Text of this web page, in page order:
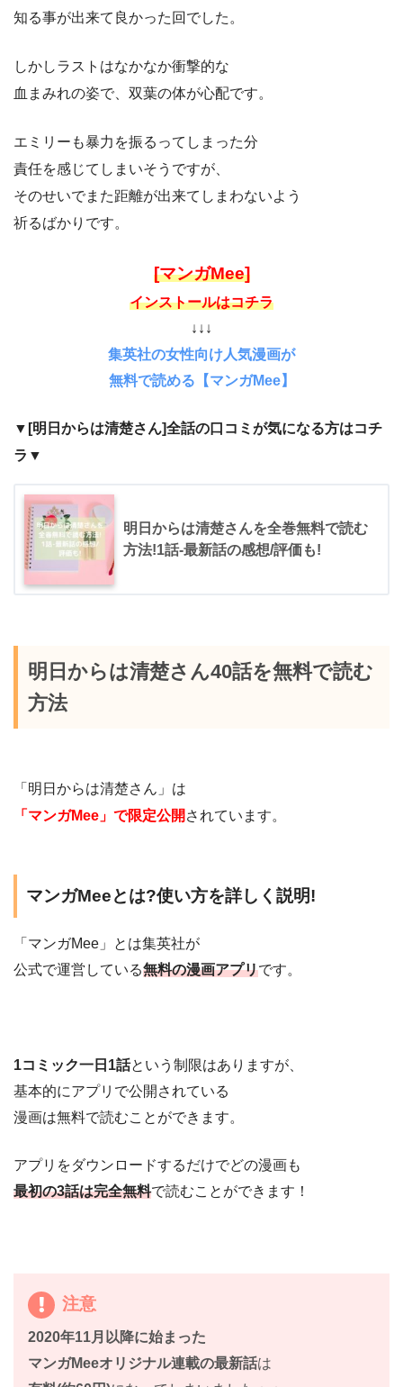
知る事が出来て良かった回でした。
しかしラストはなかなか衝撃的な
血まみれの姿で、双葉の体が心配です。
エミリーも暴力を振るってしまった分
責任を感じてしまいそうですが、
そのせいでまた距離が出来てしまわないよう
祈るばかりです。
[マンガMee]
インストールはコチラ
↓↓↓
集英社の女性向け人気漫画が
無料で読める【マンガMee】
▼[明日からは清楚さん]全話の口コミが気になる方はコチ
ラ▼
明日からは清楚さんを全巻無料で読む
方法!1話-最新話の感想/評価も!
明日からは清楚さん40話を無料で読む
方法
「明日からは清楚さん」は
「マンガMee」で限定公開 されています。
マンガMeeとは?使い方を詳しく説明!
「マンガMee」とは集英社が
公式で運営している無料の漫画アプリです。
1コミック一日1話という制限はありますが、
基本的にアプリで公開されている
漫画は無料で読むことができます。
アプリをダウンロードするだけでどの漫画も
最初の3話は完全無料で読むことができます！
注意
2020年11月以降に始まった
マンガMeeオリジナル連載の最新話は